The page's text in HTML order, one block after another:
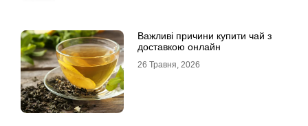
Важливі причини купити чай з
доставкою онлайн
26 Травня, 2026